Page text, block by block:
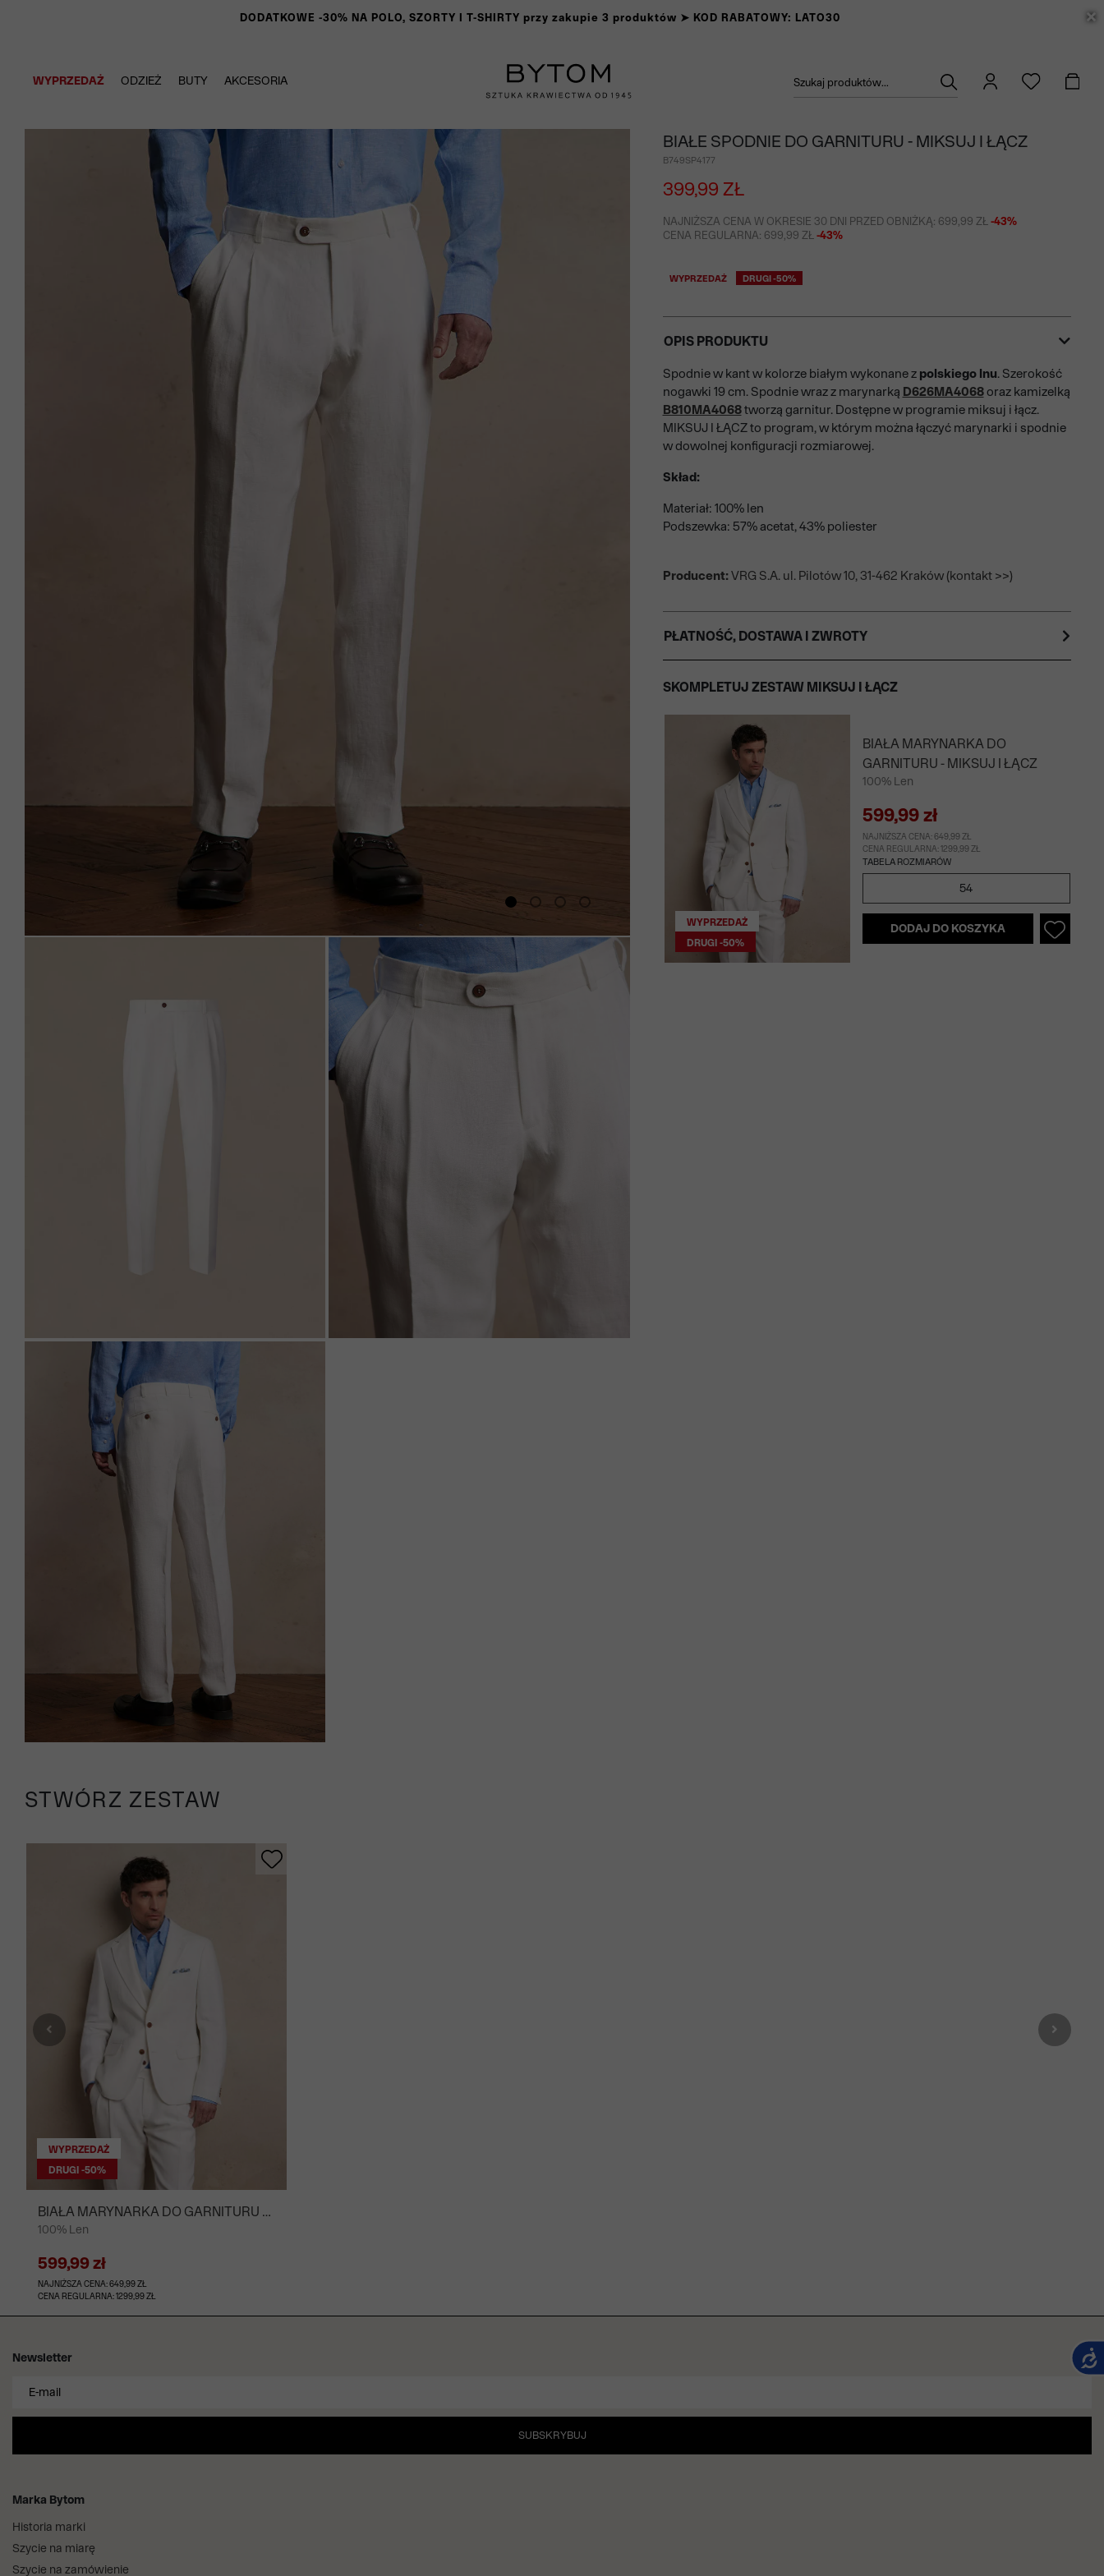
DODATKOWE -30% NA POLO, SZORTY I T-SHIRTY przy zakupie 3 produktów ➤ KOD RABATOWY: LATO30
WYPRZEDAŻ ODZIEŻ BUTY AKCESORIA Szukaj produktów...
BIAŁE SPODNIE DO GARNITURU - MIKSUJ I ŁĄCZ
B749SP4177
399,99 ZŁ
NAJNIŻSZA CENA W OKRESIE 30 DNI PRZED OBNIŻKĄ: 699,99 ZŁ -43%
CENA REGULARNA: 699,99 ZŁ -43%
WYPRZEDAŻ DRUGI -50%
OPIS PRODUKTU
Spodnie w kant w kolorze białym wykonane z polskiego lnu. Szerokość
nogawki 19 cm. Spodnie wraz z marynarką D626MA4068oraz kamizelką
B810MA4068tworzą garnitur. Dostępne w programie miksuj i łącz.
MIKSUJ I ŁĄCZ to program, w którym można łączyć marynarki i spodnie
w dowolnej konfiguracji rozmiarowej.
Skład:
Materiał: 100% len
Podszewka: 57% acetat, 43% poliester
Producent: VRG S.A. ul. Pilotów 10, 31-462 Kraków (kontakt >>)
PŁATNOŚĆ, DOSTAWA I ZWROTY
SKOMPLETUJ ZESTAW MIKSUJ I ŁĄCZ
WYPRZEDAŻ
DRUGI -50%
BIAŁA MARYNARKA DO
GARNITURU - MIKSUJ I ŁĄCZ
100% Len
599,99 zł
NAJNIŻSZA CENA: 649,99 ZŁ
CENA REGULARNA: 1299,99 ZŁ
TABELA ROZMIARÓW
54
DODAJ DO KOSZYKA
STWÓRZ ZESTAW
WYPRZEDAŻ
DRUGI -50%
BIAŁA MARYNARKA DO GARNITURU -
MIKSUJ I ŁĄCZ
100% Len
599,99 zł
NAJNIŻSZA CENA: 649,99 ZŁ
CENA REGULARNA: 1299,99 ZŁ
Marka Bytom
Historia marki
Szycie na miarę
Szycie na zamówienie
Newsletter